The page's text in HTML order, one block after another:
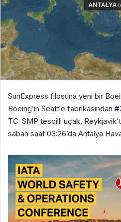
SunExpress filosuna yeni bir
Boeing’in Seattle fabrikasından
TC-SMP tescilli uçak,
sabah saat 03:26’da Antalya